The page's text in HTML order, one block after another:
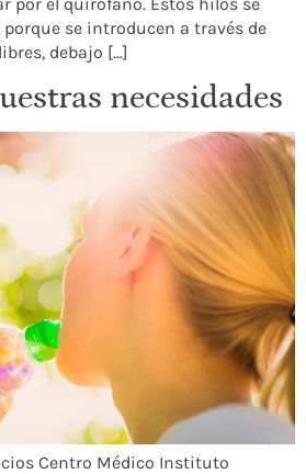
se introducen a través de
debajo […]
necesidades
Centro Médico Instituto